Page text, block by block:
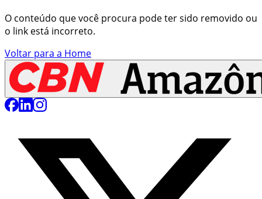
O conteúdo que você procura pode ter sido removido ou
o link está incorreto.
Voltar para a Home